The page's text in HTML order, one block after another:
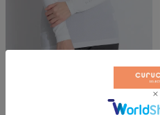
【UV】ラウンドネックメッシュ